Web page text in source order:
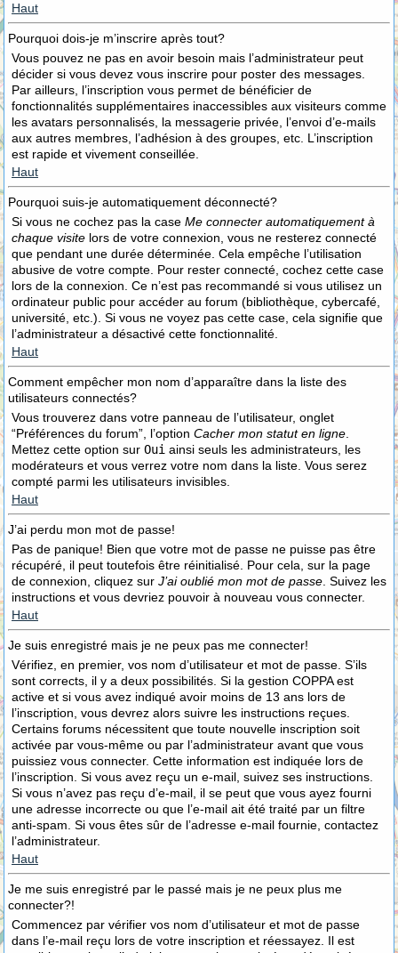
Haut
Pourquoi dois-je m’inscrire après tout?
Vous pouvez ne pas en avoir besoin mais l’administrateur peut
décider si vous devez vous inscrire pour poster des messages.
Par ailleurs, l’inscription vous permet de bénéficier de
fonctionnalités supplémentaires inaccessibles aux visiteurs comme
les avatars personnalisés, la messagerie privée, l’envoi d’e-mails
aux autres membres, l’adhésion à des groupes, etc. L’inscription
est rapide et vivement conseillée.
Haut
Pourquoi suis-je automatiquement déconnecté?
Si vous ne cochez pas la case Me connecter automatiquement à
chaque visite lors de votre connexion, vous ne resterez connecté
que pendant une durée déterminée. Cela empêche l’utilisation
abusive de votre compte. Pour rester connecté, cochez cette case
lors de la connexion. Ce n’est pas recommandé si vous utilisez un
ordinateur public pour accéder au forum (bibliothèque, cybercafé,
université, etc.). Si vous ne voyez pas cette case, cela signifie que
l’administrateur a désactivé cette fonctionnalité.
Haut
Comment empêcher mon nom d’apparaître dans la liste des
utilisateurs connectés?
Vous trouverez dans votre panneau de l’utilisateur, onglet
“Préférences du forum”, l’option Cacher mon statut en ligne
Mettez cette option sur Oui ainsi seuls les administrateurs, les
modérateurs et vous verrez votre nom dans la liste. Vous serez
compté parmi les utilisateurs invisibles.
Haut
J’ai perdu mon mot de passe!
Pas de panique! Bien que votre mot de passe ne puisse pas être
récupéré, il peut toutefois être réinitialisé. Pour cela, sur la page
de connexion, cliquez sur J’ai oublié mon mot de passe . Suivez les
instructions et vous devriez pouvoir à nouveau vous connecter.
Haut
Je suis enregistré mais je ne peux pas me connecter!
Vérifiez, en premier, vos nom d’utilisateur et mot de passe. S’ils
sont corrects, il y a deux possibilités. Si la gestion COPPA est
active et si vous avez indiqué avoir moins de 13 ans lors de
l’inscription, vous devrez alors suivre les instructions reçues.
Certains forums nécessitent que toute nouvelle inscription soit
activée par vous-même ou par l’administrateur avant que vous
puissiez vous connecter. Cette information est indiquée lors de
l’inscription. Si vous avez reçu un e-mail, suivez ses instructions.
Si vous n’avez pas reçu d’e-mail, il se peut que vous ayez fourni
une adresse incorrecte ou que l’e-mail ait été traité par un filtre
anti-spam. Si vous êtes sûr de l’adresse e-mail fournie, contactez
l’administrateur.
Haut
Je me suis enregistré par le passé mais je ne peux plus me
connecter?!
Commencez par vérifier vos nom d’utilisateur et mot de passe
dans l’e-mail reçu lors de votre inscription et réessayez. Il est